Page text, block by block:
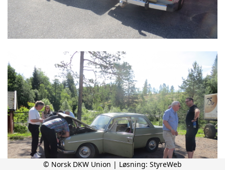
© Norsk DKW Union | Løsning: StyreWeb